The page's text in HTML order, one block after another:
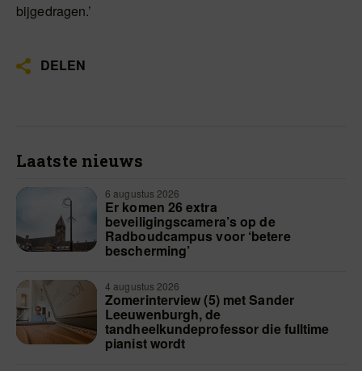
bijgedragen.’
DELEN
Laatste nieuws
6 augustus 2026
Er komen 26 extra
beveiligingscamera’s op de
Radboudcampus voor ‘betere
bescherming’
4 augustus 2026
Zomerinterview (5) met Sander
Leeuwenburgh, de
tandheelkundeprofessor die fulltime
pianist wordt